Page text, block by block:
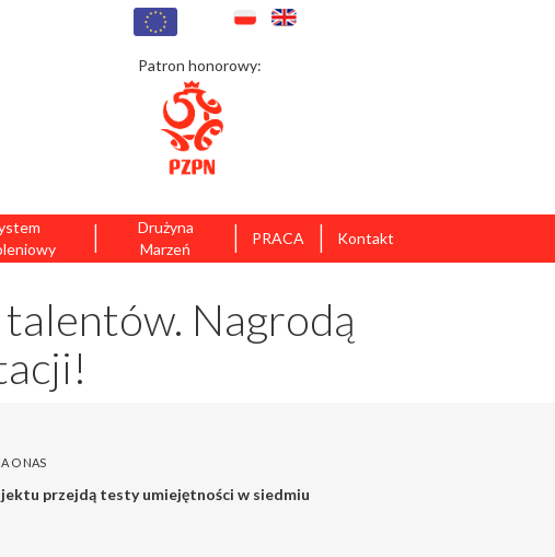
Patron honorowy:
Drużyna
Marzeń
| PRACA
| Kontakt
|
Nagrodą
O NAS
przejdą testy umiejętności w siedmiu